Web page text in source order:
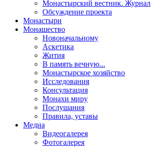
Монастырский вестник. Журнал
Обсуждение проекта
Монастыри
Монашество
Новоначальному
Аскетика
Жития
В память вечную...
Монастырское хозяйство
Исследования
Консультация
Монахи миру
Послушания
Правила, уставы
Медиа
Видеогалерея
Фотогалерея